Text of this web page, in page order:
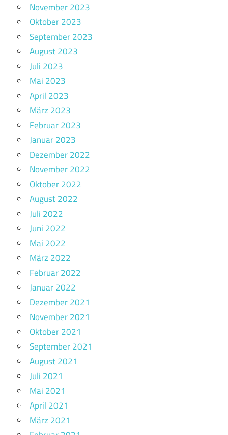
November 2023
Oktober 2023
September 2023
August 2023
Juli 2023
Mai 2023
April 2023
März 2023
Februar 2023
Januar 2023
Dezember 2022
November 2022
Oktober 2022
August 2022
Juli 2022
Juni 2022
Mai 2022
März 2022
Februar 2022
Januar 2022
Dezember 2021
November 2021
Oktober 2021
September 2021
August 2021
Juli 2021
Mai 2021
April 2021
März 2021